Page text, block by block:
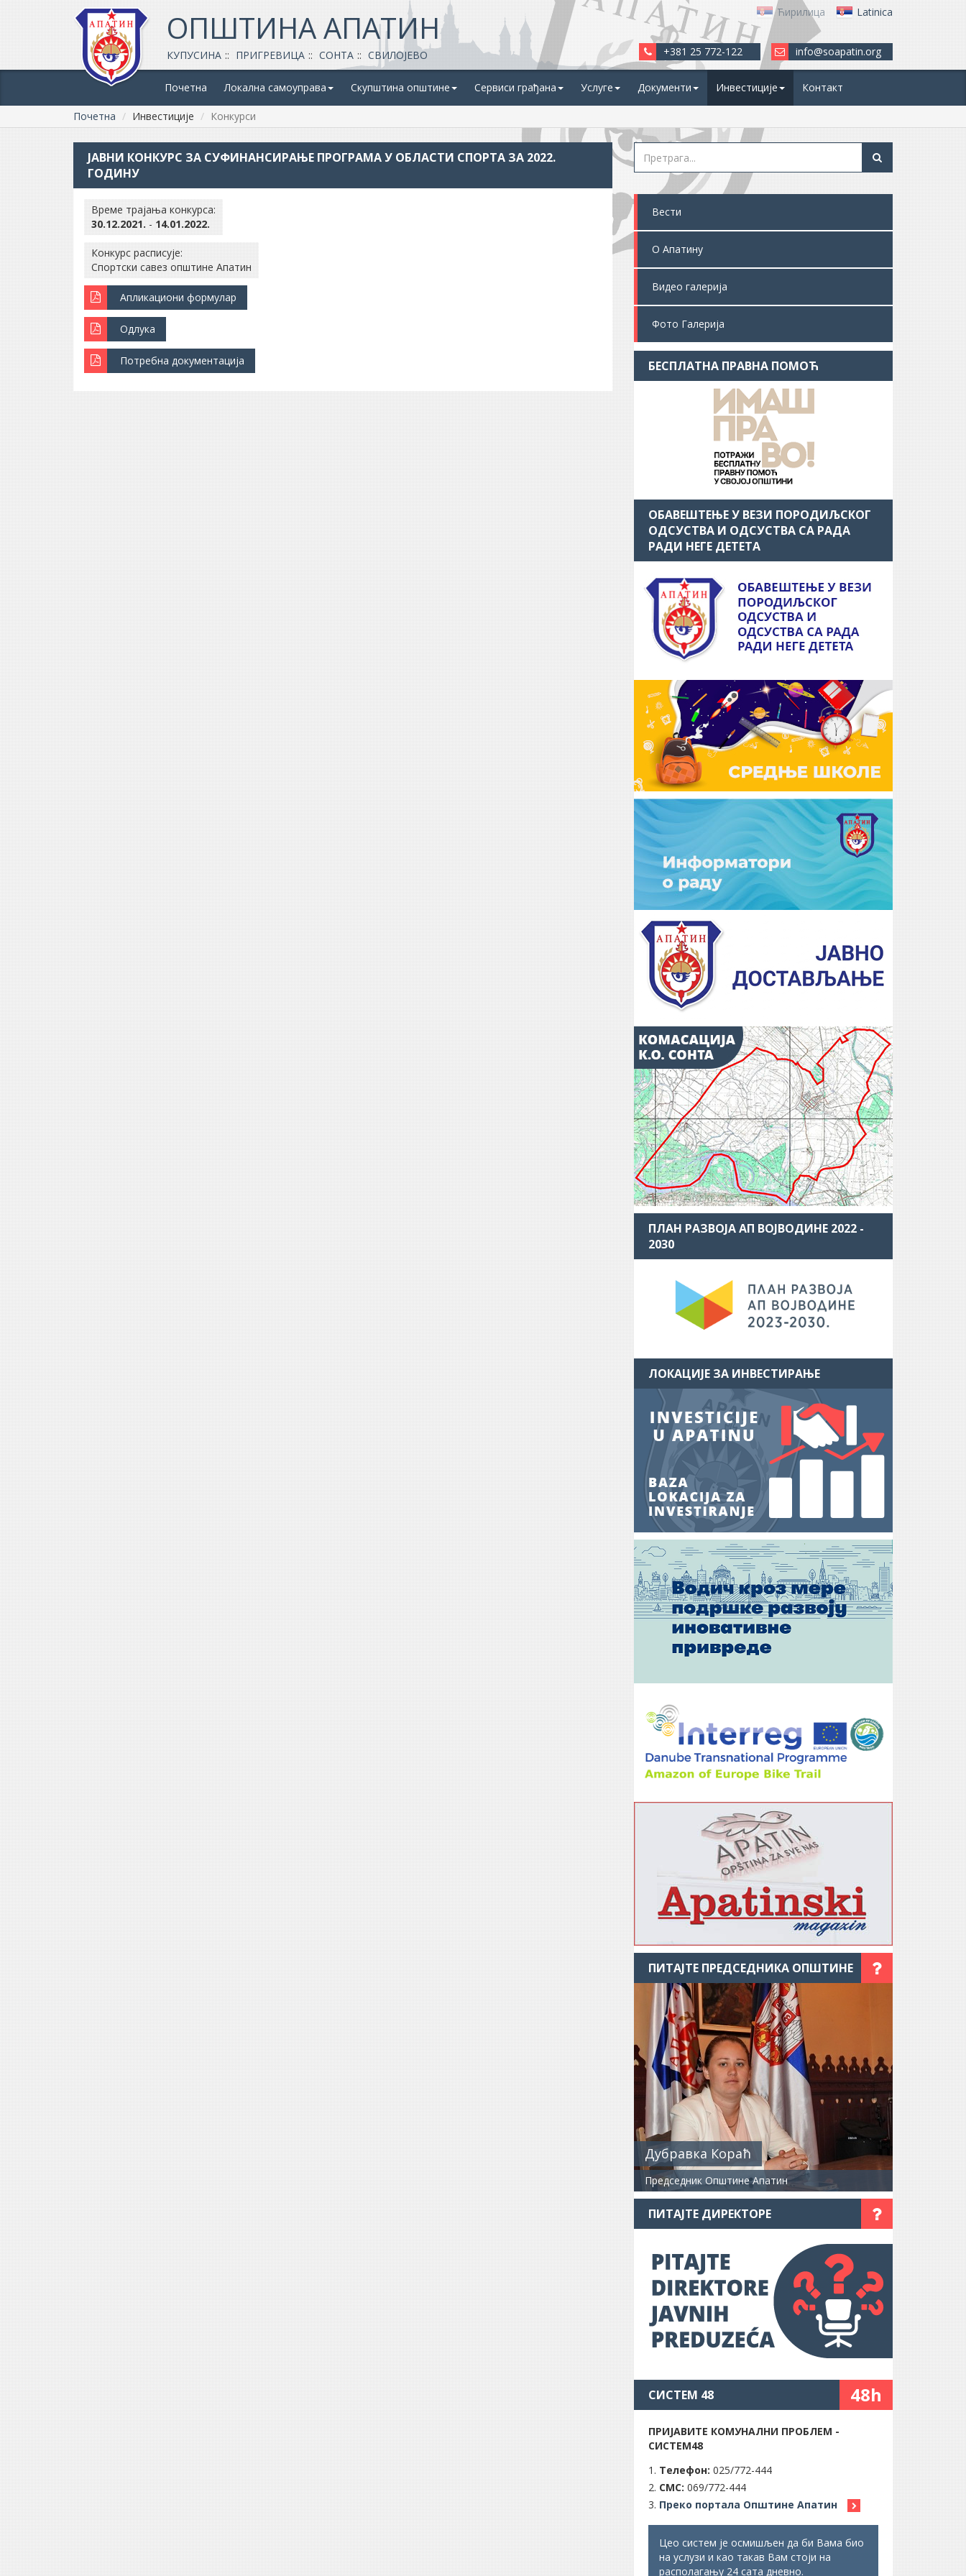
ОПШТИНА АПАТИН
КУПУСИНА ПРИГРЕВИЦА СОНТА СВИЛОЈЕВО
Ћирилица Latinica
+381 25 772-122 info@soapatin.org
Почетна Локална самоуправа Скупштина општине Сервиси грађана Услуге Документи Инвестиције Контакт
Почетна Инвестиције Конкурси
ЈАВНИ КОНКУРС ЗА СУФИНАНСИРАЊЕ ПРОГРАМА У ОБЛАСТИ СПОРТА ЗА 2022.
ГОДИНУ
Време трајања конкурса:
30.12.2021. - 14.01.2022.
Конкурс расписује:
Спортски савез општине Апатин
Апликациони формулар
Одлука
Потребна документација
Вести
О Апатину
Видео галерија
Фото Галерија
БЕСПЛАТНА ПРАВНА ПОМОЋ
ОБАВЕШТЕЊЕ У ВЕЗИ ПОРОДИЉСКОГ
ОДСУСТВА И ОДСУСТВА СА РАДА
РАДИ НЕГЕ ДЕТЕТА
ПЛАН РАЗВОЈА АП ВОЈВОДИНЕ 2022 -
2030
ЛОКАЦИЈЕ ЗА ИНВЕСТИРАЊЕ
ПИТАЈТЕ ПРЕДСЕДНИКА ОПШТИНЕ
Дубравка Кораћ
Председник Општине Апатин
ПИТАЈТЕ ДИРЕКТОРЕ
СИСТЕМ 48 48h
ПРИЈАВИТЕ КОМУНАЛНИ ПРОБЛЕМ -
СИСТЕМ48
Телефон: 025/772-444
СМС: 069/772-444
Преко портала Општине Апатин
Цео систем је осмишљен да би Вама био
на услузи и као такав Вам стоји на
располагању 24 сата дневно.